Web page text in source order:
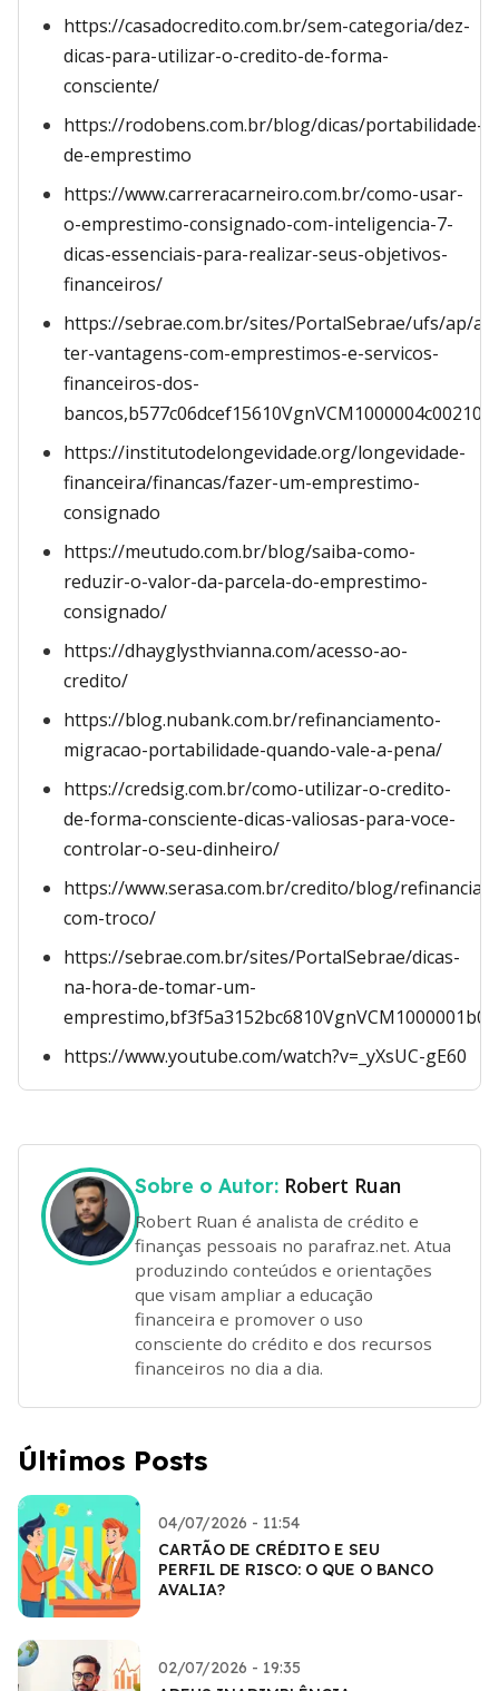
https://casadocredito.com.br/sem-categoria/dez-
dicas-para-utilizar-o-credito-de-forma-
consciente/
https://rodobens.com.br/blog/dicas/portabilidade-
de-emprestimo
https://www.carreracarneiro.com.br/como-usar-
o-emprestimo-consignado-com-inteligencia-7-
dicas-essenciais-para-realizar-seus-objetivos-
financeiros/
https://sebrae.com.br/sites/PortalSebrae/ufs/ap/
ter-vantagens-com-emprestimos-e-servicos-
financeiros-dos-
https://institutodelongevidade.org/longevidade-
financeira/financas/fazer-um-emprestimo-
consignado
https://meutudo.com.br/blog/saiba-como-
reduzir-o-valor-da-parcela-do-emprestimo-
consignado/
https://dhayglysthvianna.com/acesso-ao-
credito/
https://blog.nubank.com.br/refinanciamento-
migracao-portabilidade-quando-vale-a-pena/
https://credsig.com.br/como-utilizar-o-credito-
de-forma-consciente-dicas-valiosas-para-voce-
controlar-o-seu-dinheiro/
https://www.serasa.com.br/credito/blog/
com-troco/
https://sebrae.com.br/sites/PortalSebrae/dicas-
na-hora-de-tomar-um-
https://www.youtube.com/watch?v=_yXsUC-gE60
Sobre o Autor: Robert Ruan
Robert Ruan é analista de crédito e
finanças pessoais no parafraz.net. Atua
produzindo conteúdos e orientações
que visam ampliar a educação
financeira e promover o uso
consciente do crédito e dos recursos
financeiros no dia a dia.
Últimos Posts
04/07/2026 - 11:54
CARTÃO DE CRÉDITO E SEU
PERFIL DE RISCO: O QUE O BANCO
AVALIA?
02/07/2026 - 19:35